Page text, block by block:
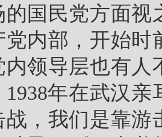
的国民党方面
党内部，开始
内领导层也有人
1938年在武汉
战，我们是靠游